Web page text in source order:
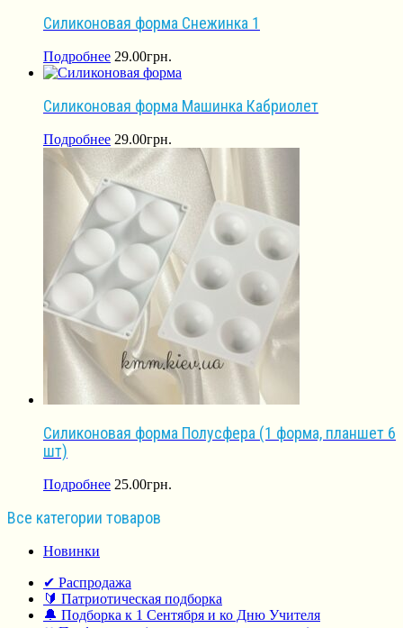
Силиконовая форма Снежинка 1
Подробнее 29.00грн.
Силиконовая форма Машинка Кабриолет
Подробнее 29.00грн.
Силиконовая форма Полусфера (1 форма, планшет 6
шт)
Подробнее 25.00грн.
Все категории товаров
Новинки
✔ Распродажа
🔰 Патриотическая подборка
🔔 Подборка к 1 Сентября и ко Дню Учителя